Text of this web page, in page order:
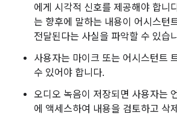
에게 시각적 신호를 제공해야 합니
는 향후에 말하는 내용이 어시스턴
전달된다는 사실을 파악할 수 있습
사용자는 마이크 또는 어시스턴트
수 있어야 합니다.
오디오 녹음이 저장되면 사용자는
에 액세스하여 내용을 검토하고 삭